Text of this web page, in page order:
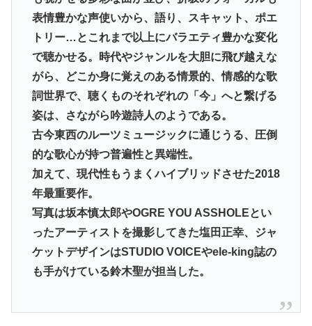
表情豊かな声使いから、語り、スキャット、ポエ
トリー…とこれまで以上にバラエティ豊かな変化
で聴かせる。時代やジャンルを大胆に飛び越えな
がら、どこか身に覚えのある情景的、情感的な歌
詞世界で、聴くものそれぞれの「今」へと繋げる
姿は、さながら吟遊詩人のようである。
古今東西のルーツミュージックに通じうる、圧倒
的な歌心が持つ普遍性と異端性。
加えて、現代性もうまくハイブリッドさせた2018
年最重要作。
写真は坂本慎太郎やOGRE YOU ASSHOLEとい
ったアーティストを撮影してきた塩田正幸、ジャ
ケットデザインはSTUDIO VOICEやele-king誌の
も手がけている鈴木聖が担当した。